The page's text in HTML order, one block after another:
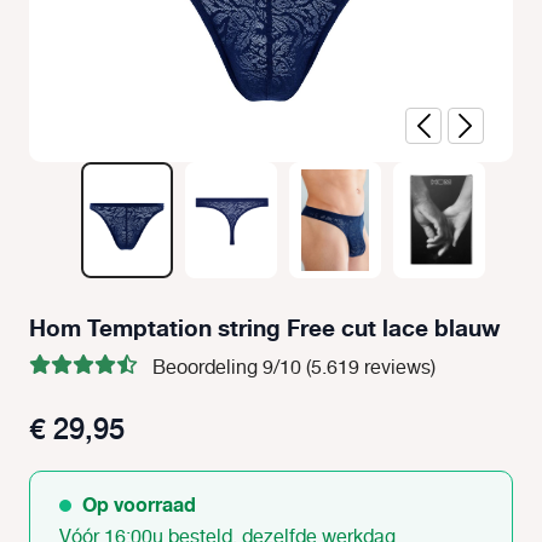
Hom Temptation string Free cut lace blauw
Beoordeling 9/10 (5.619 reviews)
€ 29,95
Op voorraad